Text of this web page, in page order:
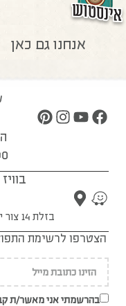
אנחנו גם כאן
בזלת 14 צור יגאל, (ההגעה בתאום מראש)
הצטרפו לרשימת
בהרשמתי אני מאשר/ת